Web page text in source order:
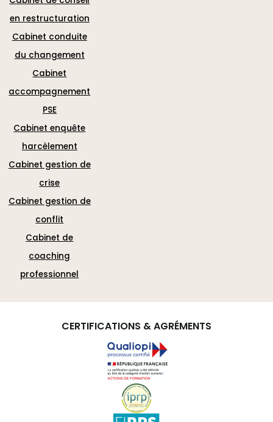
en restructuration
Cabinet conduite
du changement
Cabinet
accompagnement
PSE
Cabinet enquête
harcèlement
Cabinet gestion de
crise
Cabinet gestion de
conflit
Cabinet de
coaching
professionnel
CERTIFICATIONS & AGRÉMENTS